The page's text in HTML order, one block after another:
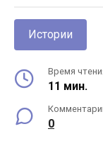
Истории
Время
11 мин.
0